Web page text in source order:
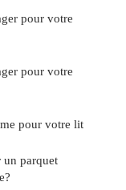
pour votre
pour votre
pour votre lit
un parquet